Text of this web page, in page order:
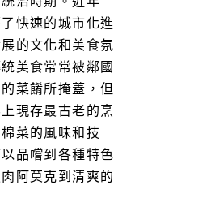
快速的城市化進
的文化和美食氛
美食常常被鄰國
菜餚所掩蓋，但
現存最古老的烹
菜的風味和技
品嚐到各種特色
阿莫克到清爽的